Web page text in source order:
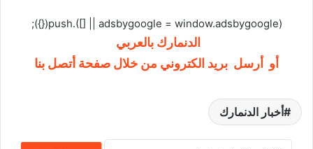
(adsbygoogle = window.adsbygoogle || []).push({});
الدنمارك بالعربي
أو أرسل بريد الكتروني من خلال صفحة أتصل بنا
أخبار الدنمارك